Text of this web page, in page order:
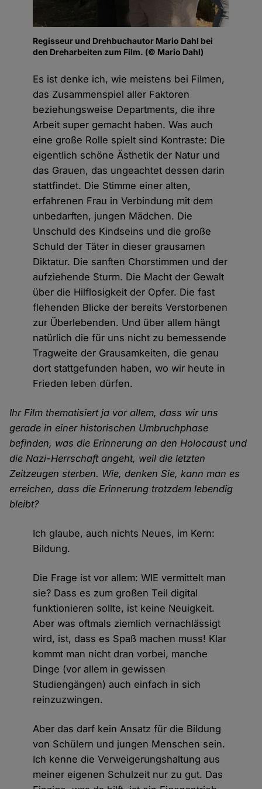
Regisseur und Drehbuchautor Mario Dahl bei
den Dreharbeiten zum Film. (© Mario Dahl)
Es ist denke ich, wie meistens bei Filmen,
das Zusammenspiel aller Faktoren
beziehungsweise Departments, die ihre
Arbeit super gemacht haben. Was auch
eine große Rolle spielt sind Kontraste: Die
eigentlich schöne Ästhetik der Natur und
das Grauen, das ungeachtet dessen darin
stattfindet. Die Stimme einer alten,
erfahrenen Frau in Verbindung mit dem
unbedarften, jungen Mädchen. Die
Unschuld des Kindseins und die große
Schuld der Täter in dieser grausamen
Diktatur. Die sanften Chorstimmen und der
aufziehende Sturm. Die Macht der Gewalt
über die Hilflosigkeit der Opfer. Die fast
flehenden Blicke der bereits Verstorbenen
zur Überlebenden. Und über allem hängt
natürlich die für uns nicht zu bemessende
Tragweite der Grausamkeiten, die genau
dort stattgefunden haben, wo wir heute in
Frieden leben dürfen.
Ihr Film thematisiert ja vor allem, dass wir uns
gerade in einer historischen Umbruchphase
befinden, was die Erinnerung an den Holocaust und
die Nazi-Herrschaft angeht, weil die letzten
Zeitzeugen sterben. Wie, denken Sie, kann man es
erreichen, dass die Erinnerung trotzdem lebendig
bleibt?
Ich glaube, auch nichts Neues, im Kern:
Bildung.
Die Frage ist vor allem: WIE vermittelt man
sie? Dass es zum großen Teil digital
funktionieren sollte, ist keine Neuigkeit.
Aber was oftmals ziemlich vernachlässigt
wird, ist, dass es Spaß machen muss! Klar
kommt man nicht dran vorbei, manche
Dinge (vor allem in gewissen
Studiengängen) auch einfach in sich
reinzuzwingen.
Aber das darf kein Ansatz für die Bildung
von Schülern und jungen Menschen sein.
Ich kenne die Verweigerungshaltung aus
meiner eigenen Schulzeit nur zu gut. Das